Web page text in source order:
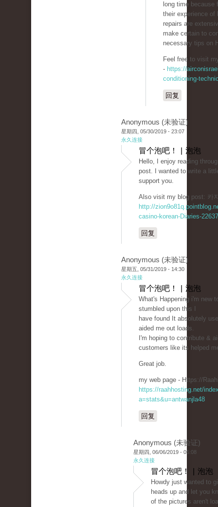
long time because
their experience of
repairs are
make certain to
necessary tips on
- https://
conditioning-
回复
Anonymous (未验证)
星期四, 05/30/2019 - 23:07
永久连接
冒个泡吧！ | 泡泡
Hello, I enjoy reading
post. I wanted to write a
support you.
Also visit my blog post: 카
http://
casino-korean-Diaries-
回复
Anonymous (未验证)
星期五, 05/31/2019 - 14:30
永久连接
冒个泡吧！ | 泡泡
What's Happening i'm new
stumbled upon this I
have found It absolutely
aided me out loads.
I'm hoping to contribute &
customers like its helped
Great job.
my web page - Https://
https://raahhosting.net/
a=stats&u=antwanjla48
回复
Anonymous (未验证)
星期四, 06/06/2019 - 05:08
永久连接
冒个泡吧！ | 泡泡
Howdy just wanted to
heads up and let you
of the pictures aren't